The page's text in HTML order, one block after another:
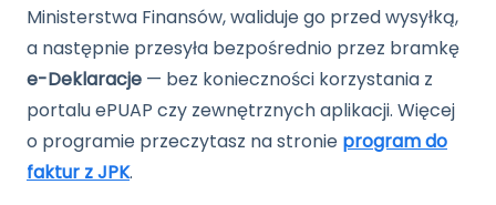
Ministerstwa Finansów, waliduje go przed wysyłką,
a następnie przesyła bezpośrednio przez bramkę
e-Deklaracje — bez konieczności korzystania z
portalu ePUAP czy zewnętrznych aplikacji. Więcej
o programie przeczytasz na stronie program do
faktur z JPK.